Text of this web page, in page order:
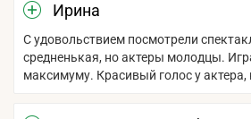
Ирина
С удовольствием посмотрели
средненькая, но актеры молодцы.
максимуму. Красивый голос у